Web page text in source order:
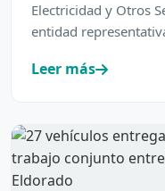
Electricidad y Otros
entidad
Leer más